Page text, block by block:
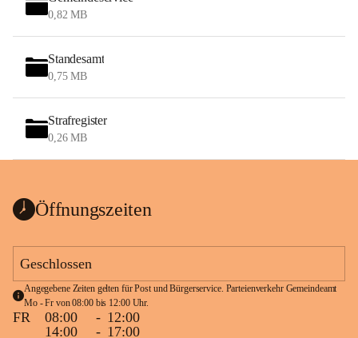
0,82 MB
Standesamt
0,75 MB
Strafregister
0,26 MB
Öffnungszeiten
Geschlossen
Angegebene Zeiten gelten für Post und Bürgerservice. Parteienverkehr Gemeindeamt
Mo - Fr von 08:00 bis 12:00 Uhr.
FR 08:00 - 12:00
14:00
- 17:00